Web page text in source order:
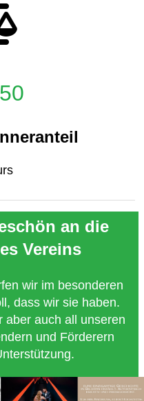
an die
Vereins
wir im besonderen
dass wir sie haben.
aber auch all unseren
und Förderern